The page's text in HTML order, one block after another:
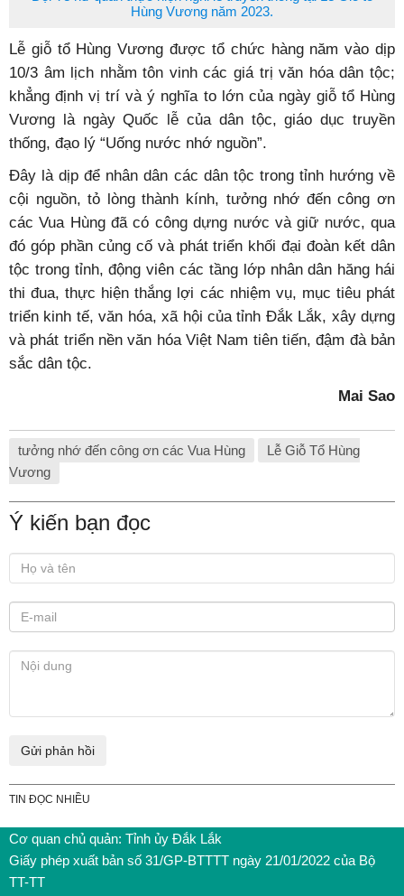
Hùng Vương năm 2023.
Lễ giỗ tổ Hùng Vương được tổ chức hàng năm vào dịp
10/3 âm lịch nhằm tôn vinh các giá trị văn hóa dân tộc;
khẳng định vị trí và ý nghĩa to lớn của ngày giỗ tổ Hùng
Vương là ngày Quốc lễ của dân tộc, giáo dục truyền
thống, đạo lý “Uống nước nhớ nguồn”.
Đây là dịp để nhân dân các dân tộc trong tỉnh hướng về
cội nguồn, tỏ lòng thành kính, tưởng nhớ đến công ơn
các Vua Hùng đã có công dựng nước và giữ nước, qua
đó góp phần củng cố và phát triển khối đại đoàn kết dân
tộc trong tỉnh, động viên các tầng lớp nhân dân hăng hái
thi đua, thực hiện thắng lợi các nhiệm vụ, mục tiêu phát
triển kinh tế, văn hóa, xã hội của tỉnh Đắk Lắk, xây dựng
và phát triển nền văn hóa Việt Nam tiên tiến, đậm đà bản
sắc dân tộc.
Mai Sao
tưởng nhớ đến công ơn các Vua Hùng
Lễ Giỗ Tổ Hùng
Vương
Ý kiến bạn đọc
TIN ĐỌC NHIỀU
Cơ quan chủ quản: Tỉnh ủy Đắk Lắk
Giấy phép xuất bản số 31/GP-BTTTT ngày 21/01/2022 của Bộ
TT-TT